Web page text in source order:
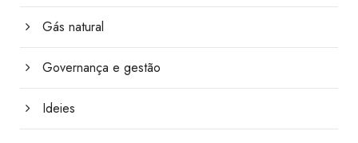
Gás natural
Governança e gestão
Ideies